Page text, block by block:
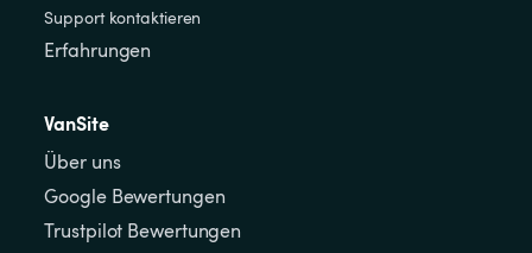
Support kontaktieren
Erfahrungen
VanSite
Über uns
Google Bewertungen
Trustpilot Bewertungen